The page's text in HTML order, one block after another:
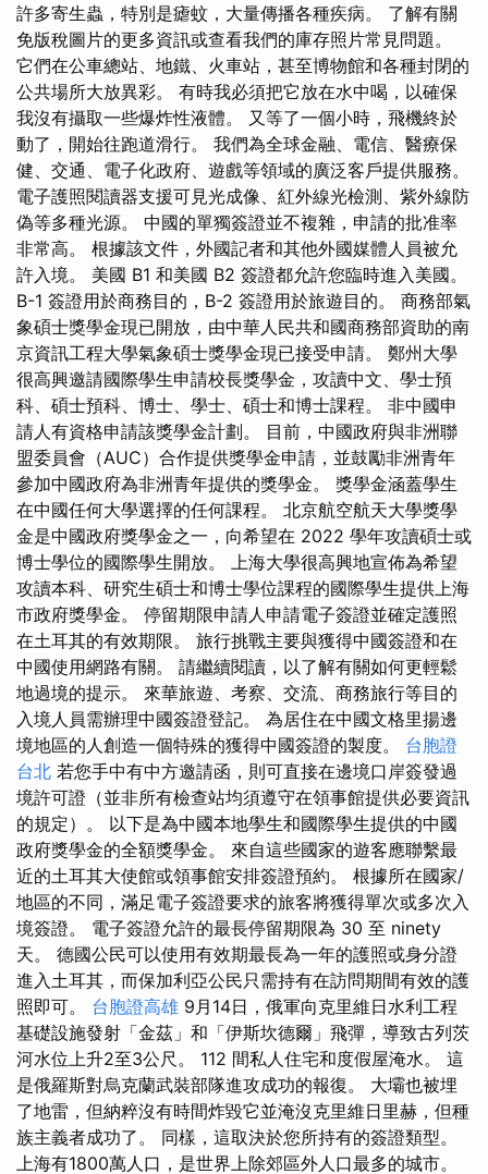
許多寄生蟲，特別是瘧蚊，大量傳播各種疾病。 了解有關
免版稅圖片的更多資訊或查看我們的庫存照片常見問題。
它們在公車總站、地鐵、火車站，甚至博物館和各種封閉的
公共場所大放異彩。 有時我必須把它放在水中喝，以確保
我沒有攝取一些爆炸性液體。 又等了一個小時，飛機終於
動了，開始往跑道滑行。 我們為全球金融、電信、醫療保
健、交通、電子化政府、遊戲等領域的廣泛客戶提供服務。
電子護照閱讀器支援可見光成像、紅外線光檢測、紫外線防
偽等多種光源。 中國的單獨簽證並不複雜，申請的批准率
非常高。 根據該文件，外國記者和其他外國媒體人員被允
許入境。 美國 B1 和美國 B2 簽證都允許您臨時進入美國。
B-1 簽證用於商務目的，B-2 簽證用於旅遊目的。 商務部氣
象碩士獎學金現已開放，由中華人民共和國商務部資助的南
京資訊工程大學氣象碩士獎學金現已接受申請。 鄭州大學
很高興邀請國際學生申請校長獎學金，攻讀中文、學士預
科、碩士預科、博士、學士、碩士和博士課程。 非中國申
請人有資格申請該獎學金計劃。 目前，中國政府與非洲聯
盟委員會（AUC）合作提供獎學金申請，並鼓勵非洲青年
參加中國政府為非洲青年提供的獎學金。 獎學金涵蓋學生
在中國任何大學選擇的任何課程。 北京航空航天大學獎學
金是中國政府獎學金之一，向希望在 2022 學年攻讀碩士或
博士學位的國際學生開放。 上海大學很高興地宣佈為希望
攻讀本科、研究生碩士和博士學位課程的國際學生提供上海
市政府獎學金。 停留期限申請人申請電子簽證並確定護照
在土耳其的有效期限。 旅行挑戰主要與獲得中國簽證和在
中國使用網路有關。 請繼續閱讀，以了解有關如何更輕鬆
地過境的提示。 來華旅遊、考察、交流、商務旅行等目的
入境人員需辦理中國簽證登記。 為居住在中國文格里揚邊
境地區的人創造一個特殊的獲得中國簽證的製度。 台胞證
台北 若您手中有中方邀請函，則可直接在邊境口岸簽發過
境許可證（並非所有檢查站均須遵守在領事館提供必要資訊
的規定）。 以下是為中國本地學生和國際學生提供的中國
政府獎學金的全額獎學金。 來自這些國家的遊客應聯繫最
近的土耳其大使館或領事館安排簽證預約。 根據所在國家/
地區的不同，滿足電子簽證要求的旅客將獲得單次或多次入
境簽證。 電子簽證允許的最長停留期限為 30 至 ninety
天。 德國公民可以使用有效期最長為一年的護照或身分證
進入土耳其，而保加利亞公民只需持有在訪問期間有效的護
照即可。 台胞證高雄 9月14日，俄軍向克里維日水利工程
基礎設施發射「金茲」和「伊斯坎德爾」飛彈，導致古列茨
河水位上升2至3公尺。 112 間私人住宅和度假屋淹水。 這
是俄羅斯對烏克蘭武裝部隊進攻成功的報復。 大壩也被埋
了地雷，但納粹沒有時間炸毀它並淹沒克里維日里赫，但種
族主義者成功了。 同樣，這取決於您所持有的簽證類型。
上海有1800萬人口，是世界上除郊區外人口最多的城市。